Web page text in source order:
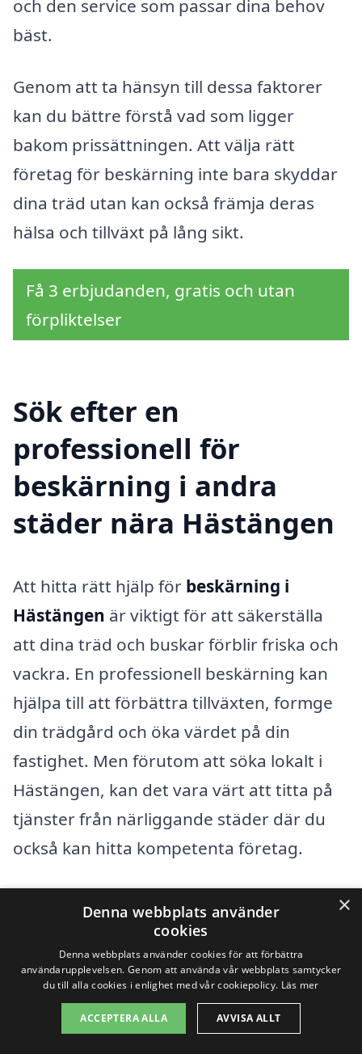
och den service som passar dina behov
bäst.
Genom att ta hänsyn till dessa faktorer
kan du bättre förstå vad som ligger
bakom prissättningen. Att välja rätt
företag för beskärning inte bara skyddar
dina träd utan kan också främja deras
hälsa och tillväxt på lång sikt.
Få 3 erbjudanden, gratis och utan
förpliktelser
Sök efter en
professionell för
beskärning i andra
städer nära Hästängen
Att hitta rätt hjälp för beskärning i
Hästängen är viktigt för att säkerställa
att dina träd och buskar förblir friska och
vackra. En professionell beskärning kan
hjälpa till att förbättra tillväxten, formge
din trädgård och öka värdet på din
fastighet. Men förutom att söka lokalt i
Hästängen, kan det vara värt att titta på
tjänster från närliggande städer där du
också kan hitta kompetenta företag.
erbjuda tjänster för beskärning
inkluderar:
Norrtälje
×
Denna webbplats använder
cookies
Denna webbplats använder cookies för att förbättra
användarupplevelsen. Genom att använda vår webbplats samtycker
du till alla cookies i enlighet med vår cookiepolicy. Läs mer
ACCEPTERA ALLA AVVISA ALLT